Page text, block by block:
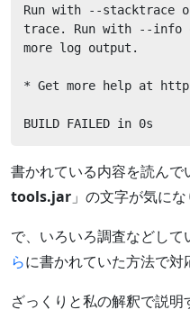
Run with --stacktrace
trace. Run with --info
more log output.
* Get more help at
BUILD FAILED in 0s
書かれている内容を読んで
tools.jar 」の文字が気にな
で、いろいろ調査などし
らに書かれていた方法で対
ざっくりと私の解釈で説明